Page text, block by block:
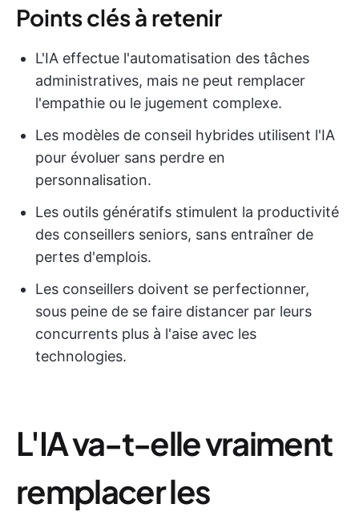
Points clés à retenir
L'IA effectue l'automatisation des tâches
administratives, mais ne peut remplacer
l'empathie ou le jugement complexe.
Les modèles de conseil hybrides utilisent l'IA
pour évoluer sans perdre en
personnalisation.
Les outils génératifs stimulent la productivité
des conseillers seniors, sans entraîner de
pertes d'emplois.
Les conseillers doivent se perfectionner,
sous peine de se faire distancer par leurs
concurrents plus à l'aise avec les
technologies.
L'IA va-t-elle vraiment
remplacer les